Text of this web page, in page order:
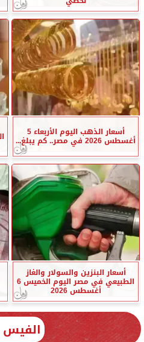
أسعار الذهب اليوم الأربعاء 5
أغسطس 2026 في مصر.. كم يبلغ...
أسعار البنزين والسولار والغاز
الطبيعي في مصر اليوم الخميس 6
أغسطس 2026